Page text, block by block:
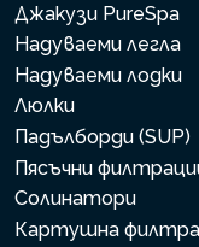
Джакузи PureSpa
Надуваеми легла
Надуваеми лодки
Люлки
Падълборди (SUP)
Пясъчни
Солинатори
Картушна